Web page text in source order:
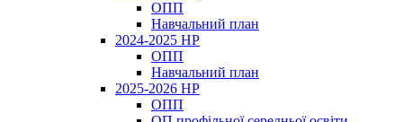
ОПП
Навчальний план
2024-2025 НР
ОПП
Навчальний план
2025-2026 НР
ОПП